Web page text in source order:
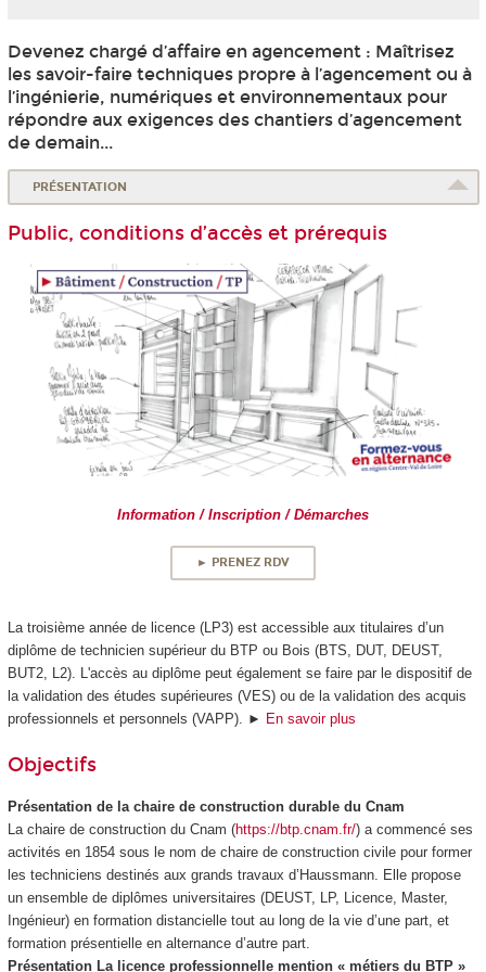
Devenez chargé d’affaire en agencement : Maîtrisez
les savoir-faire techniques propre à l’agencement ou à
l’ingénierie, numériques et environnementaux pour
répondre aux exigences des chantiers d’agencement
de demain...
PRÉSENTATION
Public, conditions d’accès et prérequis
Information / Inscription / Démarches
► PRENEZ RDV
La troisième année de licence (LP3) est accessible aux titulaires d’un
diplôme de technicien supérieur du BTP ou Bois (BTS, DUT, DEUST,
BUT2, L2). L'accès au diplôme peut également se faire par le dispositif de
la validation des études supérieures (VES) ou de la validation des acquis
professionnels et personnels (VAPP). ► En savoir plus
Objectifs
Présentation de la chaire de construction durable du Cnam
La chaire de construction du Cnam (https://btp.cnam.fr/) a commencé ses
activités en 1854 sous le nom de chaire de construction civile pour former
les techniciens destinés aux grands travaux d’Haussmann. Elle propose
un ensemble de diplômes universitaires (DEUST, LP, Licence, Master,
Ingénieur) en formation distancielle tout au long de la vie d’une part, et
formation présentielle en alternanced’autre part.
Présentation La licence professionnelle mention « métiers du BTP »